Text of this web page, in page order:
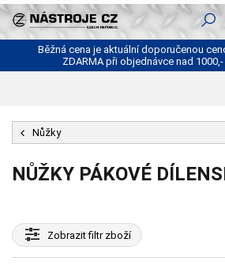
Běžná cena je aktuální doporučenou
ZDARMA při objednávce nad
Nůžky
NŮŽKY PÁKOVÉ
Zobrazitfiltr zboží